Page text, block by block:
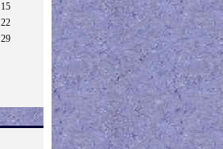
15
22
29